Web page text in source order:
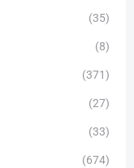
(35)
(8)
(371)
(27)
(33)
(674)